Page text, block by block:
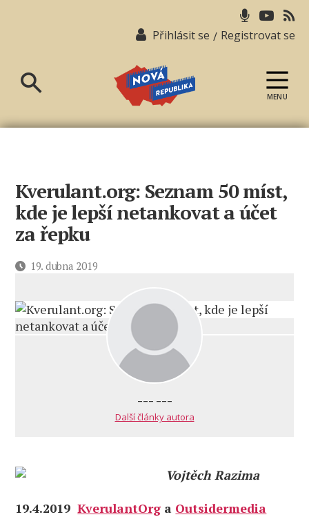
Přihlásit se / Registrovat se
republika
MENU
Kverulant.org: Seznam 50 míst,
kde je lepší netankovat a účet
za řepku
Datum19. dubna 2019
--- ---
Další články autora
Vojtěch Razima
19.4.2019KverulantOrg a Outsidermedia